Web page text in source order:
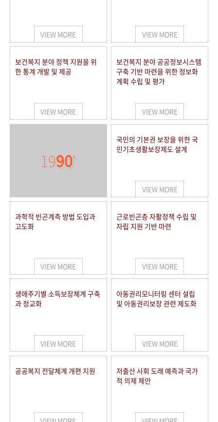
VIEW MORE VIEW MORE
보건복지 분야 정책 지원을 위
한 통계 개발 및 제공
VIEW MORE
보건복지 분야 공공정보시스템
구축 기반 마련을 위한 정보화
계획 수립 및 평가
VIEW MORE
1990'
국민의 기본권 보장을 위한 국
민기초생활보장제도 설계
VIEW MORE
과학적 빈곤계측 방법 도입과
고도화
VIEW MORE
근로빈곤층 자활정책 수립 및
자립 지원 기반 마련
VIEW MORE
생애주기별 소득보장체계 구축
과 정교화
VIEW MORE
아동권리모니터링 센터 설립
및 아동권리보장 관련 제도화
VIEW MORE
공공복지 전달체계 개편 지원
저출산 사회 도래 예측과 국가
적 의제 제안